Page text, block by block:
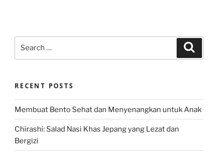
RECENT POSTS
Membuat Bento Sehat dan Menyenangkan untuk Anak
Chirashi: Salad Nasi Khas Jepang yang Lezat dan
Bergizi